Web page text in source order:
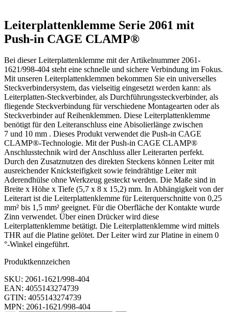
Leiterplattenklemme Serie 2061 mit
Push-in CAGE CLAMP®
Bei dieser Leiterplattenklemme mit der Artikelnummer 2061-
1621/998-404 steht eine schnelle und sichere Verbindung im Fokus.
Mit unseren Leiterplattenklemmen bekommen Sie ein universelles
Steckverbindersystem, das vielseitig eingesetzt werden kann: als
Leiterplatten-Steckverbinder, als Durchführungssteckverbinder, als
fliegende Steckverbindung für verschiedene Montagearten oder als
Steckverbinder auf Reihenklemmen. Diese Leiterplattenklemme
benötigt für den Leiteranschluss eine Abisolierlänge zwischen
7 und 10 mm . Dieses Produkt verwendet die Push-in CAGE
CLAMP®-Technologie. Mit der Push-in CAGE CLAMP®
Anschlusstechnik wird der Anschluss aller Leiterarten perfekt.
Durch den Zusatznutzen des direkten Steckens können Leiter mit
ausreichender Knicksteifigkeit sowie feindrähtige Leiter mit
Aderendhülse ohne Werkzeug gesteckt werden. Die Maße sind in
Breite x Höhe x Tiefe (5,7 x 8 x 15,2) mm. In Abhängigkeit von der
Leiterart ist die Leiterplattenklemme für Leiterquerschnitte von 0,25
mm² bis 1,5 mm² geeignet. Für die Oberfläche der Kontakte wurde
Zinn verwendet. Über einen Drücker wird diese
Leiterplattenklemme betätigt. Die Leiterplattenklemme wird mittels
THR auf die Platine gelötet. Der Leiter wird zur Platine in einem 0
°-Winkel eingeführt.
Produktkennzeichen
SKU: 2061-1621/998-404
EAN: 4055143274739
GTIN: 4055143274739
MPN: 2061-1621/998-404